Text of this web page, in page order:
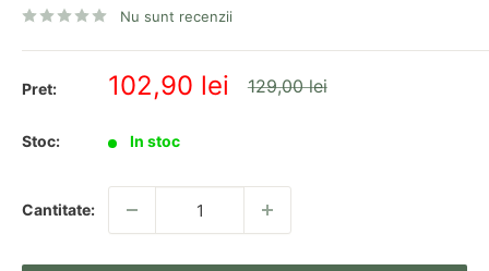
Nu sunt recenzii
Pret:
Pret
redus
102,90 lei Pret
129,00 lei
Stoc: In stoc
Cantitate: